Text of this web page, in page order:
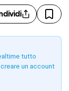
tutto
un account